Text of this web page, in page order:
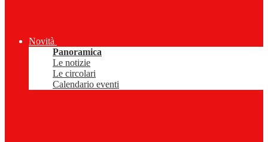
Novità
Panoramica
Le notizie
Le circolari
Calendario eventi